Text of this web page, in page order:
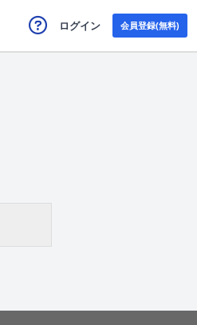
ログイン 会員登録(無料)